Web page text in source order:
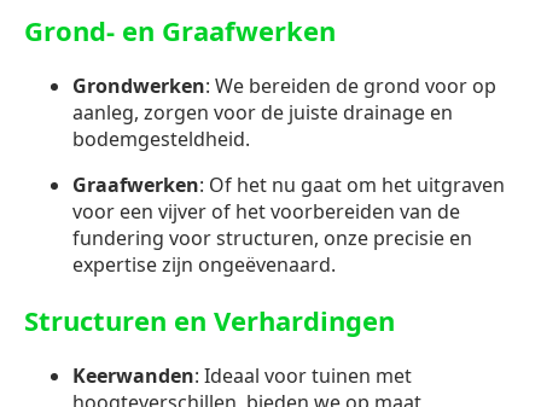
Grond- en Graafwerken
Grondwerken: We bereiden de grond voor op
aanleg, zorgen voor de juiste drainage en
bodemgesteldheid.
Graafwerken: Of het nu gaat om het uitgraven
voor een vijver of het voorbereiden van de
fundering voor structuren, onze precisie en
expertise zijn ongeëvenaard.
Structuren en Verhardingen
Keerwanden: Ideaal voor tuinen met